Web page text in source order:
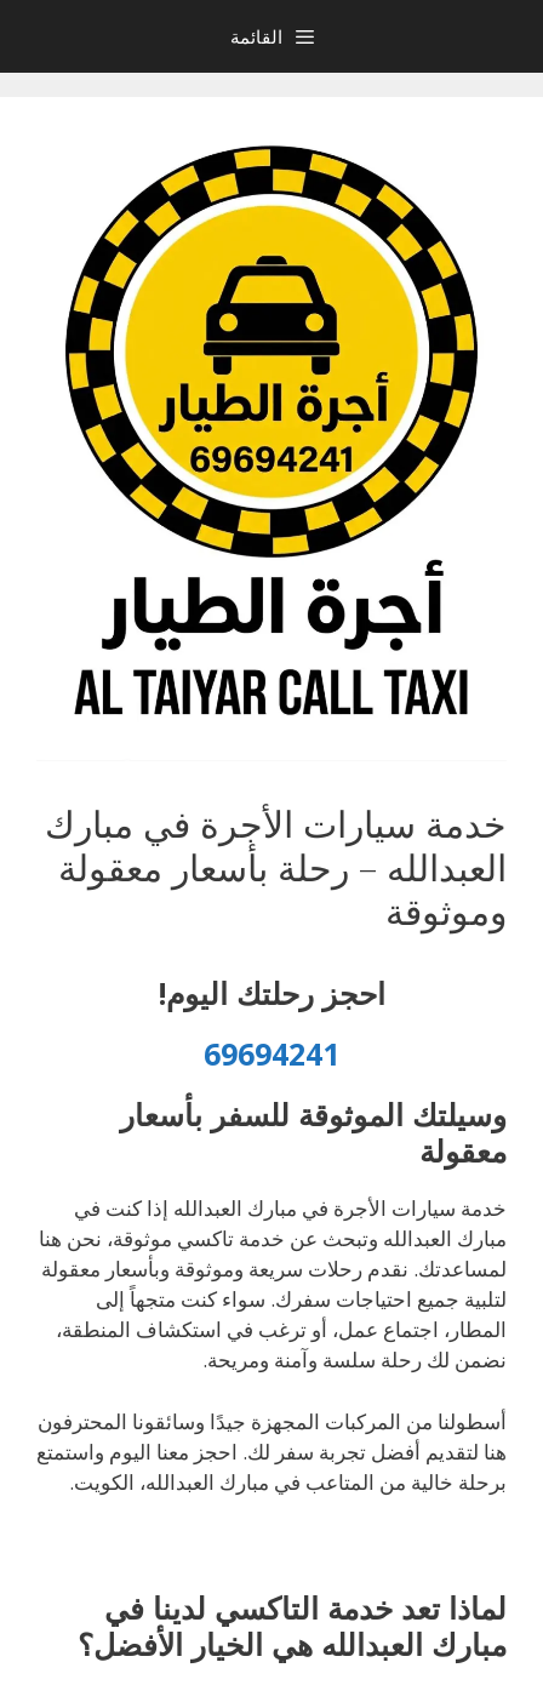
المحتوى
القائمة
خدمة سيارات الأجرة في مبارك
العبدالله – رحلة بأسعار معقولة
وموثوقة
احجز رحلتك اليوم!
69694241
وسيلتك الموثوقة للسفر بأسعار
معقولة
خدمة سيارات الأجرة في مبارك العبدالله إذا كنت في
مبارك العبدالله وتبحث عن خدمة تاكسي موثوقة، نحن هنا
لمساعدتك. نقدم رحلات سريعة وموثوقة وبأسعار معقولة
لتلبية جميع احتياجات سفرك. سواء كنت متجهاً إلى
المطار، اجتماع عمل، أو ترغب في استكشاف المنطقة،
نضمن لك رحلة سلسة وآمنة ومريحة.
أسطولنا من المركبات المجهزة جيدًا وسائقونا المحترفون
هنا لتقديم أفضل تجربة سفر لك. احجز معنا اليوم واستمتع
برحلة خالية من المتاعب في مبارك العبدالله، الكويت.
لماذا تعد خدمة التاكسي لدينا في
مبارك العبدالله هي الخيار الأفضل؟